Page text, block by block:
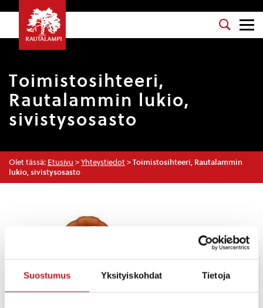
Suostumus Yksityiskohdat Tietoja
Toimistosihteeri,
Rautalammin lukio,
sivistysosasto
Olet tässä: Etusivu > Yhteystiedot > Toimistosihteeri, Rautalammin
lukio, sivistysosasto